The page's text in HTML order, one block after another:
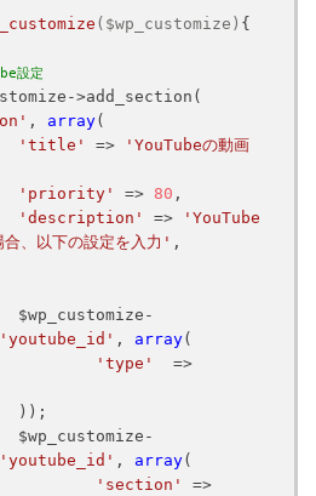
($wp_customize) {
設定
, array(
'title'
=>
'YouTubeの動画
'priority'
=> 80 ,
'description'
=>
'YouTube
合、以下の設定を入力' ,
'youtube_id' , array(
'type'
  =>
'youtube_id' , array(
'section'
=>